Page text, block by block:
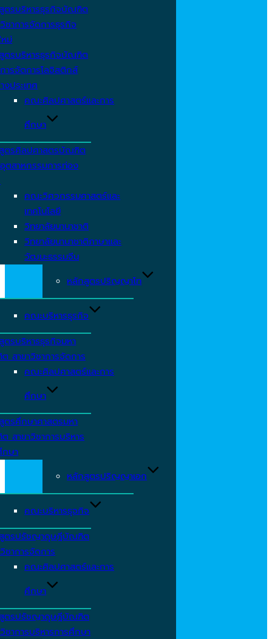
ตรบริหารธุรกิจบัณฑิต
ชาการจัดการธุรกิจ
ม่
ตรบริหารธุรกิจบัณฑิต
ารจัดการโลจิสติกส์
งประเทศ
คณะศิลปศาสตร์และการ
ศึกษา
ตรศิลปศาสตรบัณฑิต
ตสาหกรรมการท่อง
คณะวิศวกรรมศาสตร์และ
เทคโนโลยี
วิทยาลัยนานาชาติ
วิทยาลัยนานาชาติภาษาและ
วัฒนะธรรมจีน
หลักสูตรปริญญาโท
คณะบริหารธุรกิจ
ตรบริหารธุรกิจมหา
สาขาวิชาการจัดการ
คณะศิลปศาสตร์และการ
ศึกษา
ตรศึกษาศาสตรมหา
สาขาวิชาการบริหาร
กษา
หลักสูตรปริญญาเอก
คณะบริหารธุจกิจ
ตรปรัชญาดุษฎีบัณฑิต
ชาการจัดการ
คณะศิลปศาสตร์และการ
ศึกษา
ตรปรัชญาดุษฎีบัณฑิต
ชาการบริหารการศึกษา